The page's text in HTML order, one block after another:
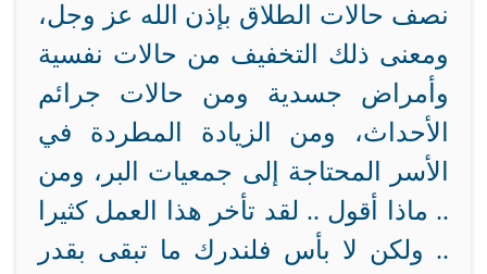
نصف حالات الطلاق بإذن الله عز وجل،
ومعنى ذلك التخفيف من حالات نفسية
وأمراض جسدية ومن حالات جرائم
الأحداث، ومن الزيادة المطردة في
الأسر المحتاجة إلى جمعيات البر، ومن
.. ماذا أقول .. لقد تأخر هذا العمل كثيرا
.. ولكن لا بأس فلندرك ما تبقى بقدر